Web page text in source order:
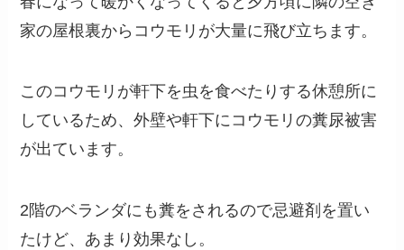
家の屋根裏からコウモリが大量に飛び立ちます。
このコウモリが軒下を虫を食べたりする休憩所に
しているため、外壁や軒下にコウモリの糞尿被害
が出ています。
2階のベランダにも糞をされるので忌避剤を置い
たけど、あまり効果なし。